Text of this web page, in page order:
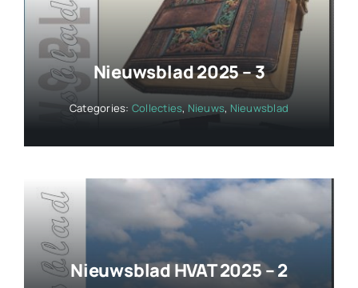
Nieuwsblad 2025 – 3
Categories: Collecties, Nieuws, Nieuwsblad
Nieuwsblad HVAT 2025 – 2